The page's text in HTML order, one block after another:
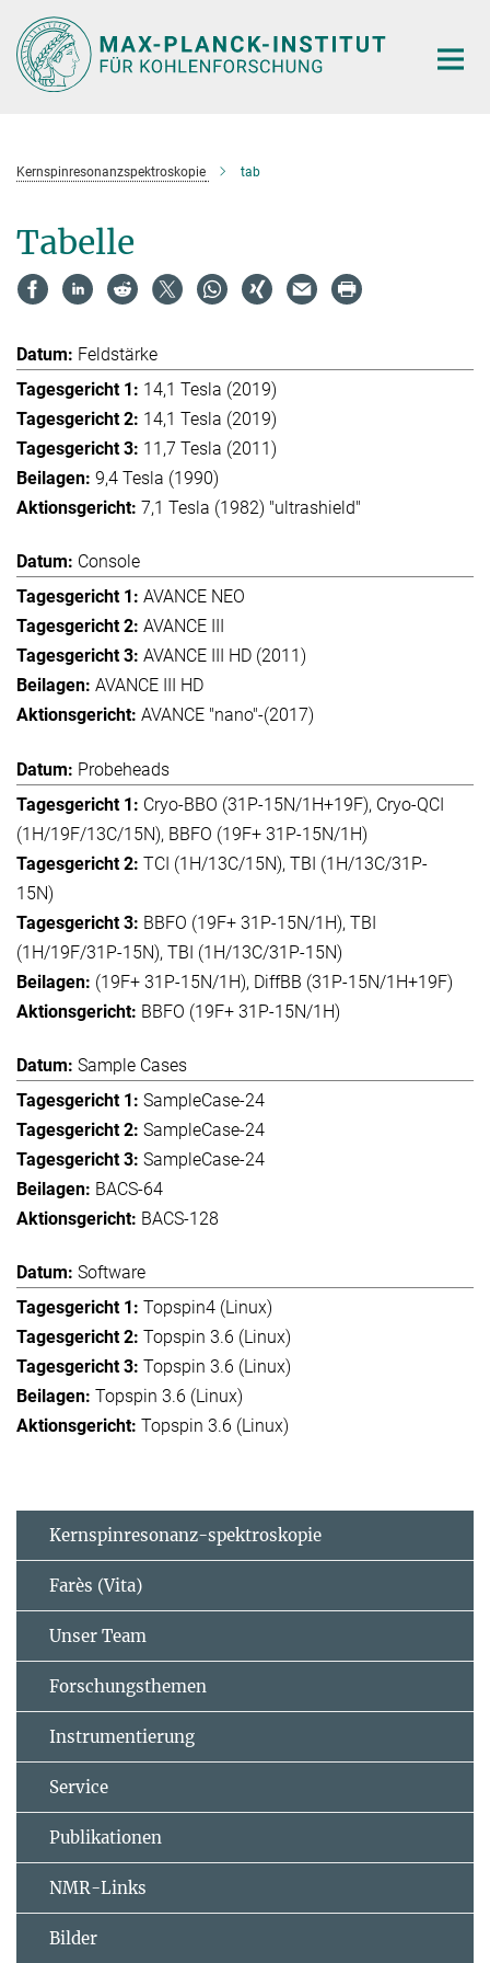
Hauptinhalt
Kernspinresonanzspektroskopie tab
Tabelle
Feldstärke
14,1 Tesla (2019)
14,1 Tesla (2019)
11,7 Tesla (2011)
9,4 Tesla (1990)
7,1 Tesla (1982) "ultrashield"
Console
AVANCE NEO
AVANCE III
AVANCE III HD (2011)
AVANCE III HD
AVANCE "nano"-(2017)
Probeheads
Cryo-BBO (31P-15N/1H+19F), Cryo-QCI
(1H/19F/13C/15N), BBFO (19F+ 31P-15N/1H)
TCI (1H/13C/15N), TBI (1H/13C/31P-
15N)
BBFO (19F+ 31P-15N/1H), TBI
(1H/19F/31P-15N), TBI (1H/13C/31P-15N)
(19F+ 31P-15N/1H), DiffBB (31P-15N/1H+19F)
BBFO (19F+ 31P-15N/1H)
Sample Cases
SampleCase-24
SampleCase-24
SampleCase-24
BACS-64
BACS-128
Software
Topspin4 (Linux)
Topspin 3.6 (Linux)
Topspin 3.6 (Linux)
Topspin 3.6 (Linux)
Topspin 3.6 (Linux)
Kernspinresonanz-spektroskopie
Farès (Vita)
Unser Team
Forschungsthemen
Instrumentierung
Service
Publikationen
NMR-Links
Bilder